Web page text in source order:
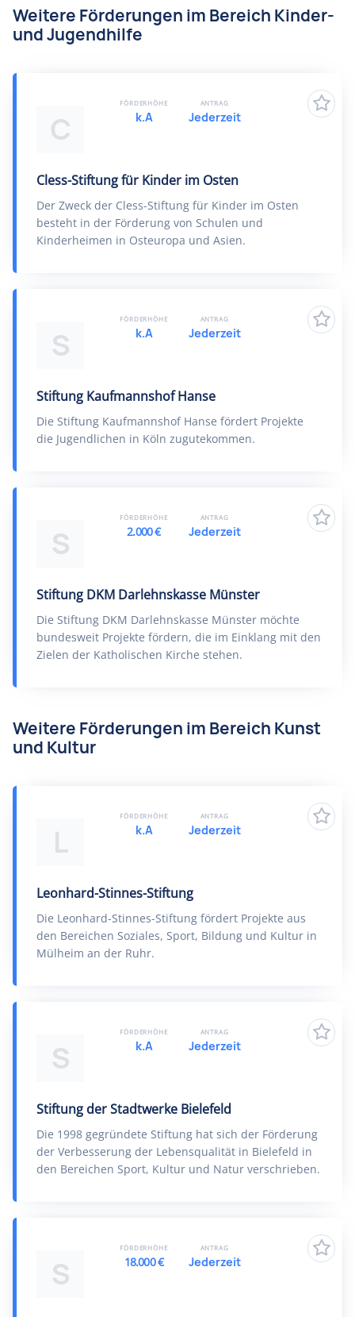
Weitere Förderungen im Bereich Kinder-
und Jugendhilfe
C
Cless-Stiftung für Kinder im Osten
Der Zweck der Cless-Stiftung für Kinder im Osten
besteht in der Förderung von Schulen und
Kinderheimen in Osteuropa und Asien.
FÖRDERHÖHE
k.A
ANTRAG
Jederzeit
S
Stiftung Kaufmannshof Hanse
Die Stiftung Kaufmannshof Hanse fördert Projekte
die Jugendlichen in Köln zugutekommen.
FÖRDERHÖHE
k.A
ANTRAG
Jederzeit
S
Stiftung DKM Darlehnskasse Münster
Die Stiftung DKM Darlehnskasse Münster möchte
bundesweit Projekte fördern, die im Einklang mit den
Zielen der Katholischen Kirche stehen.
FÖRDERHÖHE
2.000 €
ANTRAG
Jederzeit
Weitere Förderungen im Bereich Kunst
und Kultur
L
Leonhard-Stinnes-Stiftung
Die Leonhard-Stinnes-Stiftung fördert Projekte aus
den Bereichen Soziales, Sport, Bildung und Kultur in
Mülheim an der Ruhr.
FÖRDERHÖHE
k.A
ANTRAG
Jederzeit
S
Stiftung der Stadtwerke Bielefeld
Die 1998 gegründete Stiftung hat sich der Förderung
der Verbesserung der Lebensqualität in Bielefeld in
den Bereichen Sport, Kultur und Natur verschrieben.
FÖRDERHÖHE
k.A
ANTRAG
Jederzeit
S
FÖRDERHÖHE
18.000 €
ANTRAG
Jederzeit